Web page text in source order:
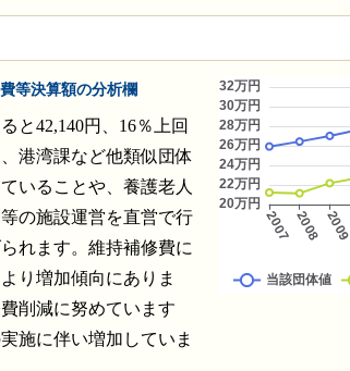
等決算額の分析欄
と42,140円、16％上回
港湾課など他類似団体
いることや、養護老人
の施設運営を直営で行
れます。維持補修費に
り増加傾向にありま
削減に努めています
施に伴い増加していま